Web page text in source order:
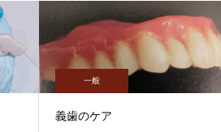
一般
義歯のケア